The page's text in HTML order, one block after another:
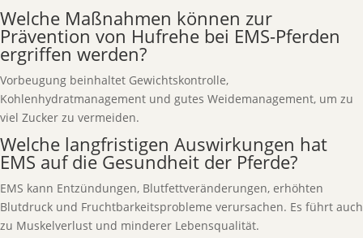
Welche Maßnahmen können zur
Prävention von Hufrehe bei EMS-Pferden
ergriffen werden?
Vorbeugung beinhaltet Gewichtskontrolle,
Kohlenhydratmanagement und gutes Weidemanagement, um zu
viel Zucker zu vermeiden.
Welche langfristigen Auswirkungen hat
EMS auf die Gesundheit der Pferde?
EMS kann Entzündungen, Blutfettveränderungen, erhöhten
Blutdruck und Fruchtbarkeitsprobleme verursachen. Es führt auch
zu Muskelverlust und minderer Lebensqualität.